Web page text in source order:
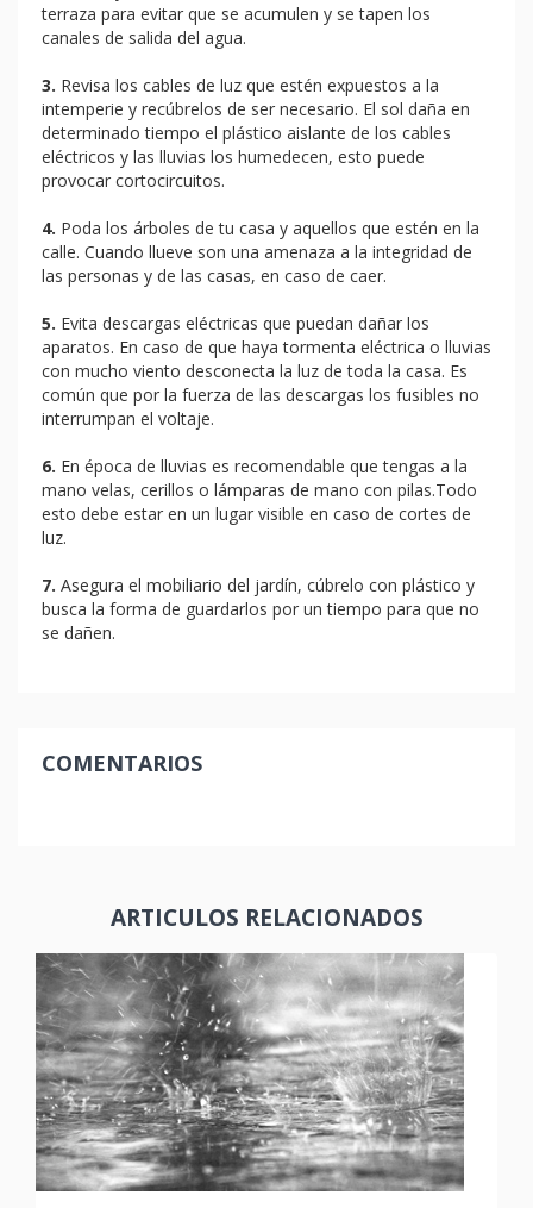
terraza para evitar que se acumulen y se tapen los
canales de salida del agua.
3. Revisa los cables de luz que estén expuestos a la
intemperie y recúbrelos de ser necesario. El sol daña en
determinado tiempo el plástico aislante de los cables
eléctricos y las lluvias los humedecen, esto puede
provocar cortocircuitos.
4. Poda los árboles de tu casa y aquellos que estén en la
calle. Cuando llueve son una amenaza a la integridad de
las personas y de las casas, en caso de caer.
5. Evita descargas eléctricas que puedan dañar los
aparatos. En caso de que haya tormenta eléctrica o lluvias
con mucho viento desconecta la luz de toda la casa. Es
común que por la fuerza de las descargas los fusibles no
interrumpan el voltaje.
6. En época de lluvias es recomendable que tengas a la
mano velas, cerillos o lámparas de mano con pilas.Todo
esto debe estar en un lugar visible en caso de cortes de
luz.
7. Asegura el mobiliario del jardín, cúbrelo con plástico y
busca la forma de guardarlos por un tiempo para que no
se dañen.
COMENTARIOS
ARTICULOS RELACIONADOS